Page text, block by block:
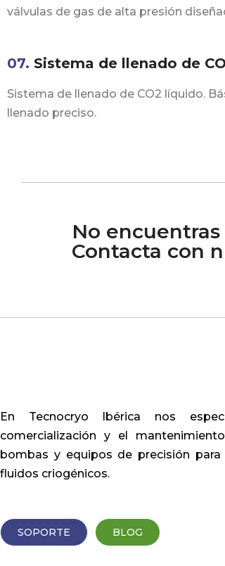
válvulas de gas de alta presión
07. Sistema de llenado de
Sistema de llenado de CO2 líquido.
llenado preciso.
No
Contacta con
En Tecnocryo Ibérica nos
comercialización y el
bombas y equipos de precisión
fluidos criogénicos.
SOPORTE BLOG